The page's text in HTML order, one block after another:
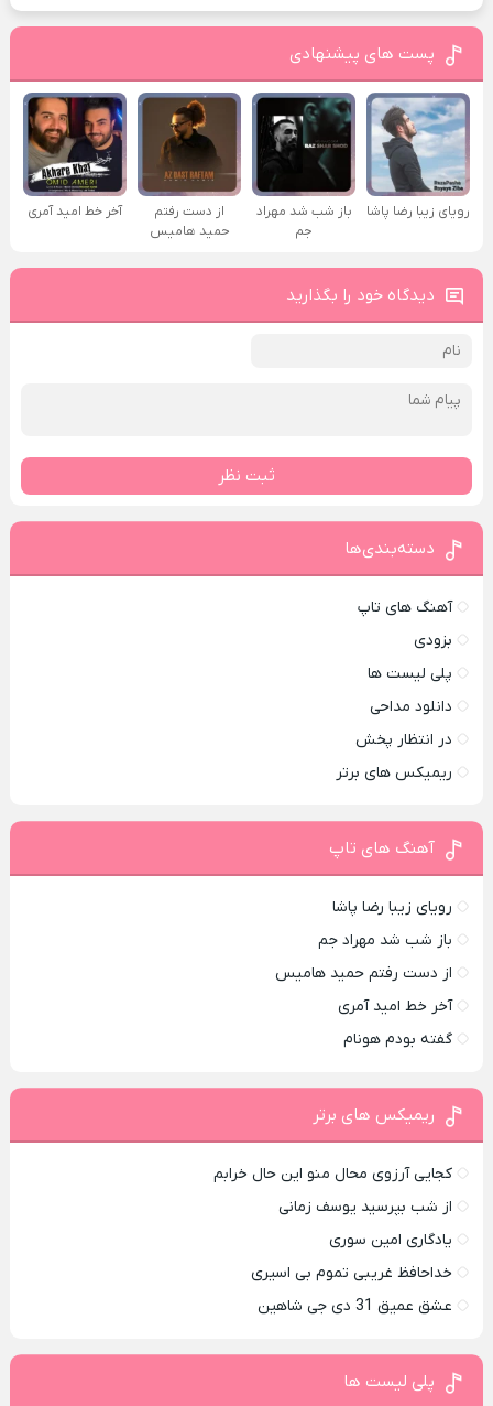
پست های پیشنهادی
رویای زیبا رضا پاشا
باز شب شد مهراد
جم
از دست رفتم
حمید هامیس
آخر خط امید آمری
دیدگاه خود را بگذارید
ثبت نظر
دسته‌بندی‌ها
آهنگ های تاپ
بزودی
پلی لیست ها
دانلود مداحی
در انتظار پخش
ریمیکس های برتر
آهنگ های تاپ
رویای زیبا رضا پاشا
باز شب شد مهراد جم
از دست رفتم حمید هامیس
آخر خط امید آمری
گفته بودم هونام
ریمیکس های برتر
کجایی آرزوی محال منو این حال خرابم
از شب بپرسید یوسف زمانی
یادگاری امین سوری
خداحافظ غریبی تموم بی اسیری
عشق عمیق 31 دی جی شاهین
پلی لیست ها